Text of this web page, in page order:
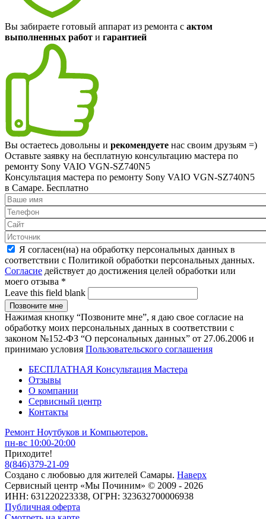
Вы забираете готовый аппарат из ремонта с актом
выполненных работ и гарантией
Вы остаетесь довольны и рекомендуете нас своим друзьям =)
Оставьте заявку на бесплатную консультацию мастера по
ремонту Sony VAIO VGN-SZ740N5
Консультация мастера по ремонту Sony VAIO VGN-SZ740N5
в Самаре. Бесплатно
Я согласен(на) на обработку персональных данных в
соответствии с Политикой обработки персональных данных.
Согласие действует до достижения целей обработки или
моего отзыва *
Leave this field blank
Нажимая кнопку “Позвоните мне”, я даю свое согласие на
обработку моих персональных данных в соответствии с
законом №152-ФЗ “О персональных данных” от 27.06.2006 и
принимаю условия Пользовательского соглашения
БЕСПЛАТНАЯ Консультация Мастера
Отзывы
О компании
Сервисный центр
Контакты
Ремонт Ноутбуков и Компьютеров.
пн-вс 10:00-20:00
Приходите!
8(846)379-21-09
Создано с любовью для жителей Самары. Наверх
Сервисный центр «Мы Починим» © 2009 - 2026
ИНН: 631220223338, ОГРН: 323632700006938
Публичная оферта